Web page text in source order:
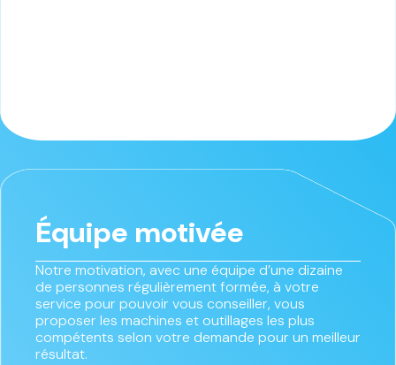
Équipe motivée
Notre motivation, avec une équipe d’une dizaine
de personnes régulièrement formée, à votre
service pour pouvoir vous conseiller, vous
proposer les machines et outillages les plus
compétents selon votre demande pour un meilleur
résultat.